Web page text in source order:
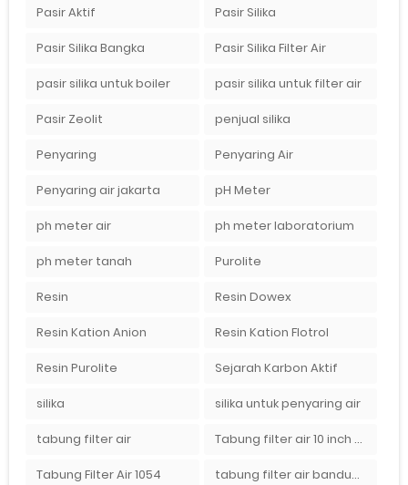
Pasir Aktif Pasir Silika
Pasir Silika Bangka Pasir Silika Filter Air
pasir silika untuk boiler pasir silika untuk filter air
Pasir Zeolit penjual silika
Penyaring Penyaring Air
Penyaring air jakarta pH Meter
ph meter air ph meter laboratorium
ph meter tanah Purolite
Resin Resin Dowex
Resin Kation Anion Resin Kation Flotrol
Resin Purolite Sejarah Karbon Aktif
silika silika untuk penyaring air
tabung filter air Tabung filter air 10 inch Agen tabung filter nanotec di bandung"
Tabung Filter Air 1054 tabung filter air bandung